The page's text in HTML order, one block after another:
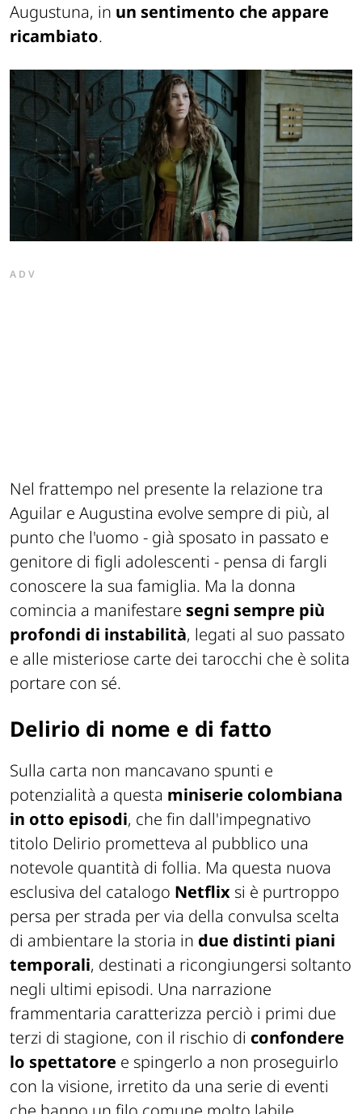
Augustuna, in un sentimento che appare
ricambiato.
ADV
Nel frattempo nel presente la relazione tra
Aguilar e Augustina evolve sempre di più, al
punto che l'uomo - già sposato in passato e
genitore di figli adolescenti - pensa di fargli
conoscere la sua famiglia. Ma la donna
comincia a manifestare segni sempre più
profondi di instabilità, legati al suo passato
e alle misteriose carte dei tarocchi che è solita
portare con sé.
Delirio di nome e di fatto
Sulla carta non mancavano spunti e
potenzialità a questa miniserie colombiana
in otto episodi, che fin dall'impegnativo
titolo Delirio prometteva al pubblico una
notevole quantità di follia. Ma questa nuova
esclusiva del catalogo Netflix si è purtroppo
persa per strada per via della convulsa scelta
di ambientare la storia in due distinti piani
temporali, destinati a ricongiungersi soltanto
negli ultimi episodi. Una narrazione
frammentaria caratterizza perciò i primi due
terzi di stagione, con il rischio di confondere
lo spettatore e spingerlo a non proseguirlo
con la visione, irretito da una serie di eventi